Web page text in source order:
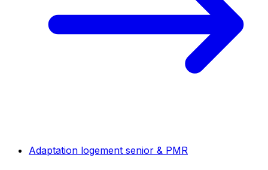
Adaptation logement senior & PMR